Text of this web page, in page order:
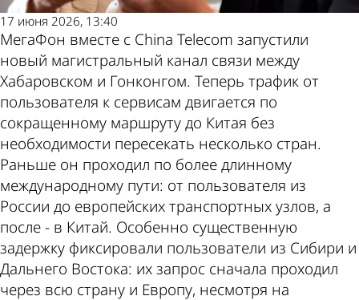
17 июня 2026, 13:40
МегаФон вместе с China Telecom запустили
новый магистральный канал связи между
Хабаровском и Гонконгом. Теперь трафик от
пользователя к сервисам двигается по
сокращенному маршруту до Китая без
необходимости пересекать несколько стран.
Раньше он проходил по более длинному
международному пути: от пользователя из
России до европейских транспортных узлов, а
после - в Китай. Особенно существенную
задержку фиксировали пользователи из Сибири и
Дальнего Востока: их запрос сначала проходил
через всю страну и Европу, несмотря на